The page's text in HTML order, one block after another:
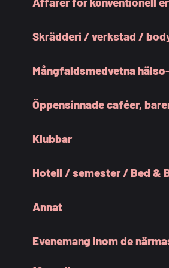
Skrädderi / verkstad /
Mångfaldsmedvetna
Öppensinnade caféer,
Klubbar
Hotell / semester / Bed &
Annat
Evenemang inom de